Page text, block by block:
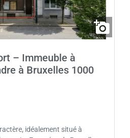
– Immeuble à
à Bruxelles 1000
idéalement situé à